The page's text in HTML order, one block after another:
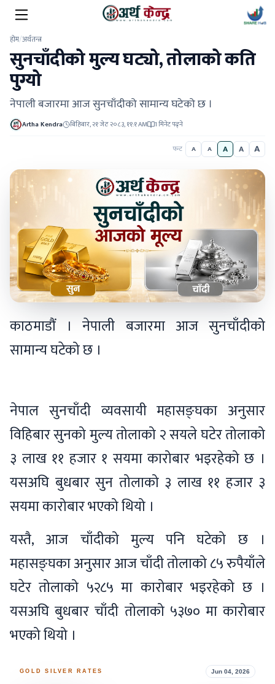
होम/अर्थतन्त्र
सुनचाँदीको मुल्य घट्यो, तोलाको कति
पुग्यो
नेपाली बजारमा आज सुनचाँदीको सामान्य घटेको छ ।
Artha Kendra बिहिबार, २१ जेठ २०८३, ११:१ AM 1 मिनेट पढ्ने
फन्ट A A A A A
काठमाडौं । नेपाली बजारमा आज सुनचाँदीको
सामान्य घटेको छ ।
नेपाल सुनचाँदी व्यवसायी महासङ्घका अनुसार
विहिबार सुनको मुल्य तोलाको २ सयले घटेर तोलाको
३ लाख ११ हजार १ सयमा कारोबार भइरहेको छ ।
यसअघि बुधबार सुन तोलाको ३ लाख ११ हजार ३
सयमा कारोबार भएको थियो ।
यस्तै, आज चाँदीको मुल्य पनि घटेको छ ।
महासङ्घका अनुसार आज चाँदी तोलाको ८५ रुपैयाँले
घटेर तोलाको ५२८५ मा कारोबार भइरहेको छ ।
यसअघि बुधबार चाँदी तोलाको ५३७० मा कारोबार
भएको थियो ।